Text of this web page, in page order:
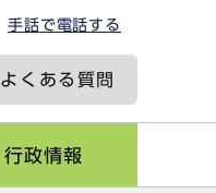
手話で電話する
よくある質問
行政情報